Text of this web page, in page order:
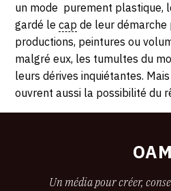
un mode purement plastique,
gardé lecap de leur démarche
productions, peintures ou
malgré eux, les tumultes du
leurs dérives inquiétantes.
ouvrent aussi la possibilité du
OAM
Un média pour créer,